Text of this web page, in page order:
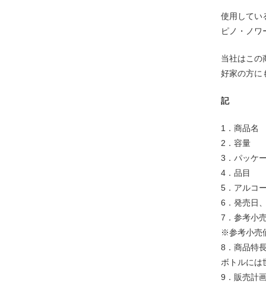
使用してい
ピノ・ノワ
当社はこの
好家の方に
記
1．商品名
2．容
3．パッケ
4．品
5．アルコ
6．発売日
7．参考小
※参考小売
8．商品特
ボトルには
9．販売計